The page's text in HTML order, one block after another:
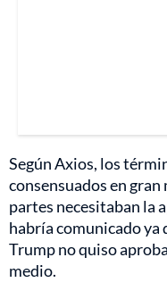
Según Axios, los
consensuados en
partes necesitaban la
habría comunicado ya
Trump no quiso
medio.